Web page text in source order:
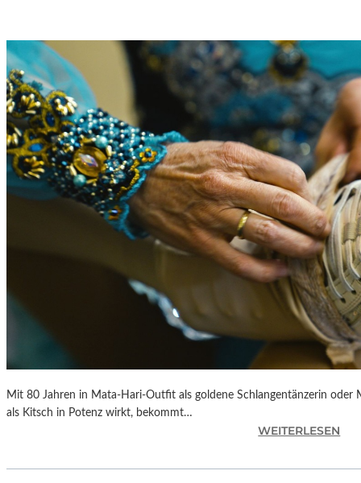
D
U
R
Y
„
F
A
H
R
E
N
H
E
I
T
4
5
“
M
T
Mit 80 Jahren in Mata-Hari-Outfit als goldene Schlangentänzerin oder
als Kitsch in Potenz wirkt, bekommt…
WEITERLESEN
L